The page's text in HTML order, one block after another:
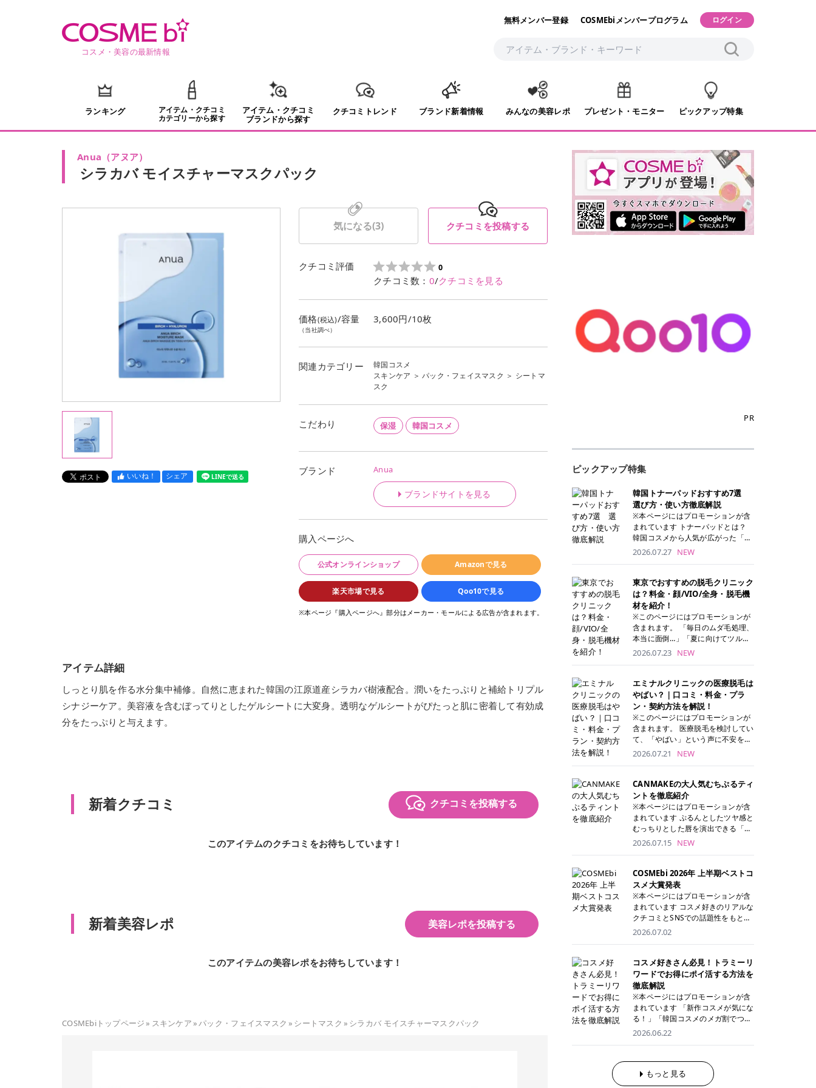
コスメ・美容の最新情報
無料メンバー登録 COSMEbiメンバープログラム ログイン
ランキング
アイテム・クチコミ
カテゴリーから探す
アイテム・クチコミ
ブランドから探す
クチコミトレンド ブランド新着情報 みんなの美容レポ プレゼント・モニター ピックアップ特集
Anua （アヌア）
シラカバ モイスチャーマスクパック
いいね！ シェア LINEで送る
気になる(3) クチコミを投稿する
クチコミ評価 0
クチコミ数： 0/クチコミを見る
価格(税込)/容量
（当社調べ）
3,600円/10枚
関連カテゴリー
韓国コスメ
スキンケア ＞パック・フェイスマスク ＞ シートマ
スク
こだわり 保湿 韓国コスメ
ブランド Anua
ブランドサイトを見る
購入ページへ
公式オンラインショップ Amazonで見る
楽天市場で見る Qoo10で見る
※本ページ『購入ページへ』部分はメーカー・モールによる広告が含まれます。
アイテム詳細
しっとり肌を作る水分集中補修。自然に恵まれた韓国の江原道産シラカバ樹液配合。潤いをたっぷりと補給トリプル
シナジーケア。美容液を含むぼってりとしたゲルシートに大変身。透明なゲルシートがぴたっと肌に密着して有効成
分をたっぷりと与えます。
新着クチコミ クチコミを投稿する
このアイテムのクチコミをお待ちしています！
新着美容レポ 美容レポを投稿する
このアイテムの美容レポをお待ちしています！
COSMEbiトップページ» スキンケア»パック・フェイスマスク » シートマスク » シラカバ モイスチャーマスクパック
PR
ピックアップ特集
韓国トナーパッドおすすめ7選
選び方・使い方徹底解説
※本ページにはプロモーションが含
まれています トナーパッドとは？
韓国コスメから人気が広がった「ト
ナーパッド」は、化粧水や美容液を
トナーパッドは洗顔後に肌をやさし
く拭き取ることで、古い角質や余分
な皮脂汚れをオフしながら、うるお
いを与えられるのが特徴✨ さらに、
気になる部分には数分のせて部分用
パックとしても使用できるため、1
両方を叶えられます。 韓国コスメブ
ランドを中心に人気を集めていまし
たが、現在では日本でも定番のスキ
ンケアアイテムとして幅広い世代に
愛用されています。 トナーパッドの
特徴 トナーパッドと拭き取り化粧水
の違い 「トナーパッド」と「拭き取
り化粧水」はどちらも洗顔後に使用
するスキンケアアイテムですが、使
い方や特徴に違いがあります。 トナ
ーパッドは、化粧水があらかじめパ
ッドに含まれているため、コットン
を用意する手間がなく、忙しい朝で
もサッと使えるのが魅力です。 ま
た、保湿成分を豊富に配合した商品
が多く、拭き取り後にそのまま部分
用パックとして使えるトナーパッド
も増えています。 一方、拭き取り化
粧水は液体タイプのため、コットン
整しやすく、お気に入りの化粧水を
使いたい方やコストを抑えて続けた
い方にもおすすめです。 トナーパッ
ドのメリット トナーパッドは、角質
ケア・保湿ケア・部分用パックまで
1枚で行える便利なスキンケアアイ
テムです。 ここでは、トナーパッド
す。 古い角質や皮脂汚れをやさしく
オフ トナーパッドを使用すること
で、洗顔だけでは落としきれない古
い角質や余分な皮脂汚れをやさしく
拭き取り、なめらかな肌へ整えま
す。 保湿ケアまで1枚でできる 保湿
成分を配合したトナーパッドなら、
ケアにもぴったりです。 部分パック
としても使える 多くのトナーパッド
は、乾燥が気になる頬や額、小鼻な
2026.07.27 NEW
東京でおすすめの脱毛クリニック
は？料金・顔/VIO/全身・脱毛機
材を紹介！
※このページにはプロモーションが
含まれます。 「毎日のムダ毛処理、
本当に面倒…」「夏に向けてツルツ
ル肌になりたい！」 そう思って東京
べばいいの？と迷ってしまいますよ
ね。 この記事では、医療脱毛の基本
から、東京で特に通いやすいフレイ
アクリニック・レジーナクリニッ
ク・エミナルクリニック・リゼクリ
ニックの4院について、分かりやす
リニックを見つけて、面倒な自己処
理から卒業しちゃいましょう♪ クリ
ニック 全身＋VIO 全身＋VIO＋顔 特
徴 脱毛器 詳細 フレイアクリニック
52,800円(税込)/5回 94,600円(税
込)/5回 肌への負担に配慮しなが
ら、コストパフォーマンスも重視し
たい方に！ メディオスターモノリス
メディオスターNeXT PRO 公式サイ
ト> レジーナクリニック 52,800円
(税込)/5回 99,000円(税込)/5回 ジェ
ントルシリーズを選べるため、脱毛
機にこだわりたい方におすすめ！ ジ
ェントルマックスプロ ジェントルマ
ックスプロプラス ジェントルレーズ
プロ ソプラノチタニウム 公式サイ
ト> エミナルクリニック 49,500円
(税込)/6回 93,500円(税込)/6回 エミ
定！月々払いも安くて通いやすい ク
リスタルプロ 公式サイト> リゼクリ
ニック 109,800円(税込)/5回 144,80
0円(税込)/5回 毛質に合わせて脱毛
機を選択可能！有効期限も5年と長
くマイペースに通いやすい ラシャ
メディオスターNeXT PRO ジェント
ルYAGプロ 公式サイト> ｜そもそも
うの？ 脱毛を考えたときに、まず悩
むのが「医療脱毛とエステ脱毛、ど
2026.07.23 NEW
エミナルクリニックの医療脱毛は
やばい？｜口コミ・料金・プラ
ン・契約方法を解説！
※このページにはプロモーションが
含まれます。 医療脱毛を検討してい
て、「やばい」という声に不安を抱
える方も多いのではないでしょう
体系をはじめ、学生や友人同士でお
得になる割引キャンペーン、無料カ
ウンセリングから施術までの具体的
なステップを分かりやすく解説しま
す。 これから手軽に全身医療脱毛を
後までチェックして、ご自身にぴっ
ください！ クリニック 全身＋VIO
全身＋VIO＋顔 特徴 脱毛器 詳細 フ
レイアクリニック 52,800円(税込)/5
回 94,600円(税込)/5回 肌への負担
に配慮しながら、コストパフォーマ
ンスも重視したい方に！ メディオス
ターモノリス メディオスターNeXT
PRO 公式サイト> レジーナクリニッ
ク 52,800円(税込)/5回 99,000円(税
込)/5回 ジェントルシリーズを選べ
るため、脱毛機にこだわりたい方に
おすすめ！ ジェントルマックスプロ
ジェントルマックスプロプラス ジェ
ントルレーズプロ ソプラノチタニウ
ム 公式サイト> エミナルクリニック
49,500円(税込)/6回 93,500円(税
込)/6回 エミナルクリニックの始め
通いやすい クリスタルプロ 公式サ
イト> リゼクリニック 109,800円(税
2026.07.21 NEW
CANMAKEの大人気むちぷるティ
ントを徹底紹介
※本ページにはプロモーションが含
まれています ぷるんとしたツヤ感と
むっちりとした唇を演出できる「C
ANMAKE（キャンメイク）むちぷる
湿ケアも叶えられることから、SNS
でも話題の人気リップです。 「自分
にはどのカラーが似合う？」「イエ
ベ・ブルベ別のおすすめは？」と気
になっている方も多いのではないで
とともにご紹介！それぞれの色味や
なメイクに合うのかまで詳しく解説
します✨ ※メイクアップ効果による
CANMAKE むちぷるティントとは？
CANMAKE むちぷるティントは、テ
ィント・プランパー・保湿ケアを1
本で叶えるリップです。 するすると
塗れるなめらかなテクスチャーで、
縦ジワをカバーしながら、むっちり
としたツヤのある唇を演出します。
るため、乾燥しにくくデイリー使い
にもぴったり！ アイテム詳細を見る
2026.07.15 NEW
COSMEbi 2026年 上半期ベストコ
スメ大賞発表
※本ページにはプロモーションが含
まれています コスメ好きのリアルな
クチコミとSNSでの話題性をもとに
選出された、COSMEbi 2026年上半
た名品たちを、カテゴリ別にご紹介
します。 本記事では、2025年11月
～2026年4月までの半年間におい
て、COSMEbi内でのクチコミとSN
Sでの話題性を元に選出されたコス
メやスキンケアなどの化粧品を「総
国コスメ」に分けて1位～3位までを
ランキング形式で発表！ 2026年上
半期 総合大賞 AMUSE（アミュー
ズ）「 ジェルフィットグロス」 👑
「ジェルフィットグロス」の特徴 唇
2026.07.02
コスメ好きさん必見！トラミーリ
ワードでお得にポイ活する方法を
徹底解説
※本ページにはプロモーションが含
まれています 「新作コスメが気にな
る！」「韓国コスメのメガ割でつい
買いすぎてしまう……」 そんな美容
を少し工夫するだけでポイントを貯
められるため、コスメやスキンケア
にかかる費用を少しでも抑えたい方
2026.06.22
もっと見る